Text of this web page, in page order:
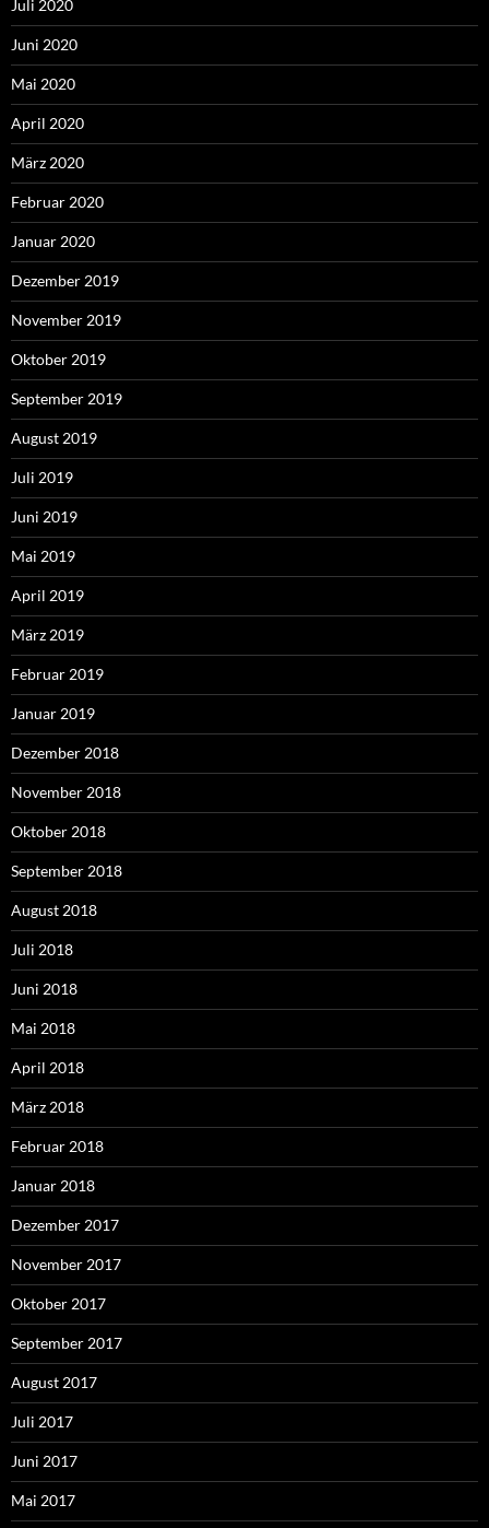
Juli 2020
Juni 2020
Mai 2020
April 2020
März 2020
Februar 2020
Januar 2020
Dezember 2019
November 2019
Oktober 2019
September 2019
August 2019
Juli 2019
Juni 2019
Mai 2019
April 2019
März 2019
Februar 2019
Januar 2019
Dezember 2018
November 2018
Oktober 2018
September 2018
August 2018
Juli 2018
Juni 2018
Mai 2018
April 2018
März 2018
Februar 2018
Januar 2018
Dezember 2017
November 2017
Oktober 2017
September 2017
August 2017
Juli 2017
Juni 2017
Mai 2017